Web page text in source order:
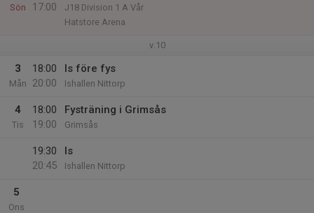
Sön
17:00
J18 Division 1 A Vår
Hatstore Arena
v.10
3
Mån
18:00
20:00
Is före fys
Ishallen Nittorp
4
Tis
18:00
19:00
Fysträning i Grimsås
Grimsås
19:30
20:45
Is
Ishallen Nittorp
5
Ons